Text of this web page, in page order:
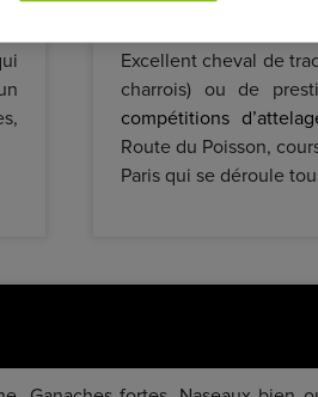
Excellent cheval de
charrois) ou de
compétitions
Route du Poisson,
Paris qui se déroule